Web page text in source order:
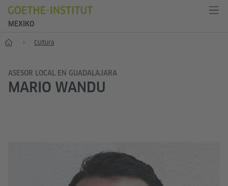
MEXIKO
Inicio Cultura
ASESOR LOCAL EN GUADALAJARA
MARIO WANDU